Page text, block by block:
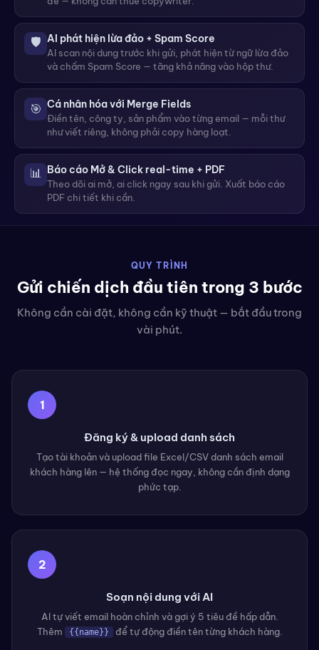
🛡️ AI phát hiện lừa đảo + Spam Score
AI scan nội dung trước khi gửi, phát hiện từ ngữ lừa đảo
và chấm Spam Score — tăng khả năng vào hộp thư.
🎯 Cá nhân hóa với Merge Fields
Điền tên, công ty, sản phẩm vào từng email — mỗi thư
như viết riêng, không phải copy hàng loạt.
📊 Báo cáo Mở & Click real-time + PDF
Theo dõi ai mở, ai click ngay sau khi gửi. Xuất báo cáo
PDF chi tiết khi cần.
QUY TRÌNH
Gửi chiến dịch đầu tiên trong 3 bước
Không cần cài đặt, không cần kỹ thuật — bắt đầu trong
vài phút.
1
Đăng ký & upload danh sách
Tạo tài khoản và upload file Excel/CSV danh sách email
khách hàng lên — hệ thống đọc ngay, không cần định dạng
phức tạp.
2
Soạn nội dung với AI
AI tự viết email hoàn chỉnh và gợi ý 5 tiêu đề hấp dẫn.
Thêm
{{name}} để tự động điền tên từng khách hàng.